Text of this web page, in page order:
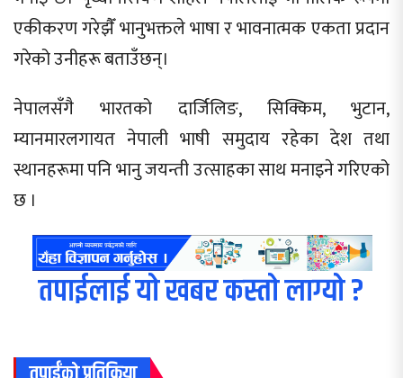
एकीकरण गरेझैँ भानुभक्तले भाषा र भावनात्मक एकता प्रदान
गरेको उनीहरू बताउँछन्।
नेपालसँगै भारतको दार्जिलिङ, सिक्किम, भुटान,
म्यानमारलगायत नेपाली भाषी समुदाय रहेका देश तथा
स्थानहरूमा पनि भानु जयन्ती उत्साहका साथ मनाइने गरिएको
छ ।
तपाईलाई यो खबर कस्तो लाग्यो ?